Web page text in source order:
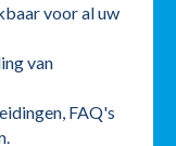
voor al uw
van
FAQ's